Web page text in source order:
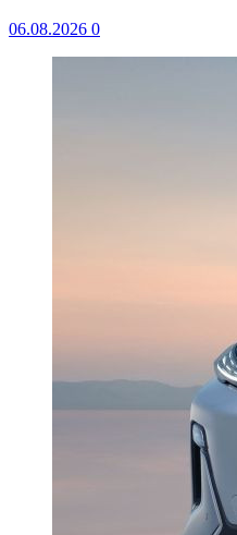
06.08.2026 0